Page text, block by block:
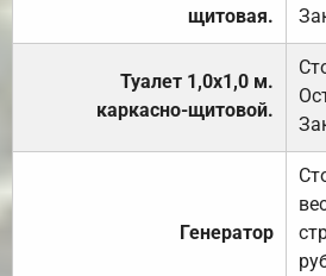
щитовая.
Туалет 1,0х1,0 м.
каркасно-щитовой.
Генератор